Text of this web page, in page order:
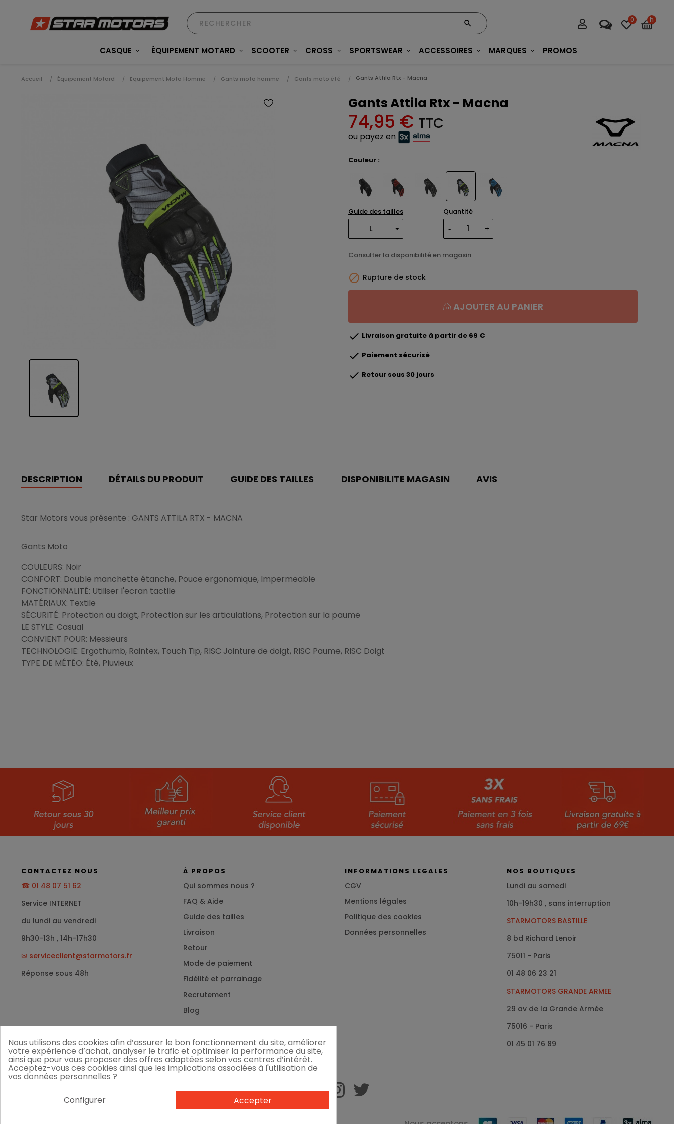
0 h
CASQUE ÉQUIPEMENT MOTARD SCOOTER CROSS SPORTSWEAR ACCESSOIRES MARQUES PROMOS
Accueil Équipement Motard Equipement Moto Homme Gants moto homme Gants moto été Gants Attila Rtx - Macna
Gants Attila Rtx - Macna
74,95 € TTC
ou payez en
Couleur :
Guide des tailles Quantité
Consulter la disponibilité en magasin
 Rupture de stock
AJOUTER AU PANIER
 Livraison gratuite à partir de 69 €
 Paiement sécurisé
 Retour sous 30 jours
DESCRIPTION DÉTAILS DU PRODUIT GUIDE DES TAILLES DISPONIBILITE MAGASIN AVIS
Star Motors vous présente : GANTS ATTILA RTX - MACNA
Gants Moto
COULEURS: Noir
CONFORT: Double manchette étanche, Pouce ergonomique, Impermeable
FONCTIONNALITÉ: Utiliser l'ecran tactile
MATÉRIAUX: Textile
SÉCURITÉ: Protection au doigt, Protection sur les articulations, Protection sur la paume
LE STYLE: Casual
CONVIENT POUR: Messieurs
TECHNOLOGIE: Ergothumb, Raintex, Touch Tip, RISC Jointure de doigt, RISC Paume, RISC Doigt
TYPE DE MÉTÉO: Été, Pluvieux
CONTACTEZ NOUS
☎ 01 48 07 51 62
Service INTERNET
du lundi au vendredi
9h30-13h , 14h-17h30
✉ serviceclient@starmotors.fr
Réponse sous 48h
À PROPOS
Qui sommes nous ?
FAQ & Aide
Guide des tailles
Livraison
Retour
Mode de paiement
Fidélité et parrainage
Recrutement
Blog
INFORMATIONS LEGALES
CGV
Mentions légales
Politique des cookies
Données personnelles
NOS BOUTIQUES
Lundi au samedi
10h-19h30 , sans interruption
STARMOTORS BASTILLE
8 bd Richard Lenoir
75011 - Paris
01 48 06 23 21
STARMOTORS GRANDE ARMEE
29 av de la Grande Armée
75016 - Paris
01 45 01 76 89
Nous utilisons des cookies afin d’assurer le bon fonctionnement du site, améliorer
votre expérience d’achat, analyser le trafic et optimiser la performance du site,
ainsi que pour vous proposer des offres adaptées selon vos centres d’intérêt.
Acceptez-vous ces cookies ainsi que les implications associées à l'utilisation de
vos données personnelles ?
Configurer Accepter